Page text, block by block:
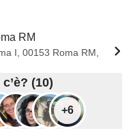
RM
I, 00153 Roma RM,
(10)
+6